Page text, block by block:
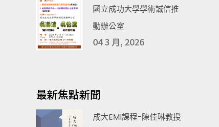
國立成功大學學術誠信推
動辦公室
04 3 月, 2026
最新焦點新聞
成大EMI課程-陳佳琳教授